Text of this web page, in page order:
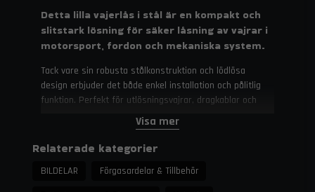
Detta lilla vajerlås i stål är en kompakt och
slitstark lösning för säker låsning av vajrar i
motorsport, fordon och mekaniska system.
Tack vare sin robusta stålkonstruktion och lödlösa
design erbjuder det både enkel installation och pålitlig
funktion. Perfekt för utlösningsvajrar, dragkablar och
strypkablar där utrymmet är begränsat men kraven på
Specifikationer
Material:Stål – robust konstruktion för lång
Visa mer
Relaterade kategorier
BILDELAR
Förgasardelar & Tillbehör